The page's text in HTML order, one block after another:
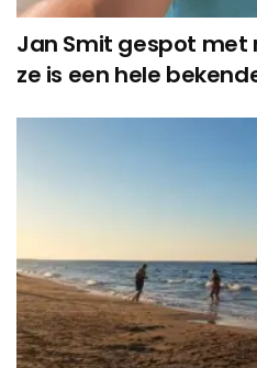
Jan Smit gespot met
ze is een hele